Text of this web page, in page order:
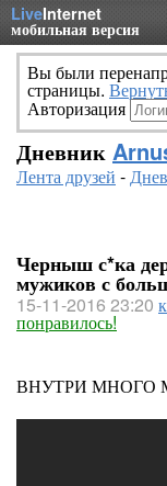
LiveInternet
мобильная версия
Вы были
страницы.
Авторизация
Дневник
Лента друзей -
Черныш с*ка
мужиков с
15-11-2016 23:20
понравилось!
ВНУТРИ МНОГО